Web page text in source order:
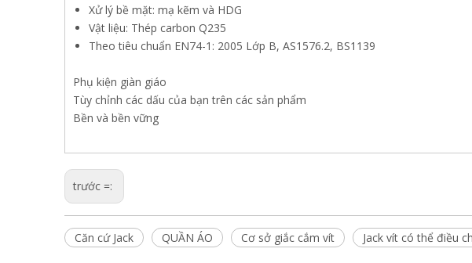
Xử lý bề mặt: mạ kẽm và HDG
Vật liệu: Thép carbon Q235
Theo tiêu chuẩn EN74-1: 2005 Lớp B, AS1576.2, BS1139
Phụ kiện giàn giáo
Tùy chỉnh các dấu của bạn trên các sản phẩm
Bền và bền vững
trước =:
Căn cứ Jack QUẦN ÁO Cơ sở giắc cắm vít Jack vít có thể điều